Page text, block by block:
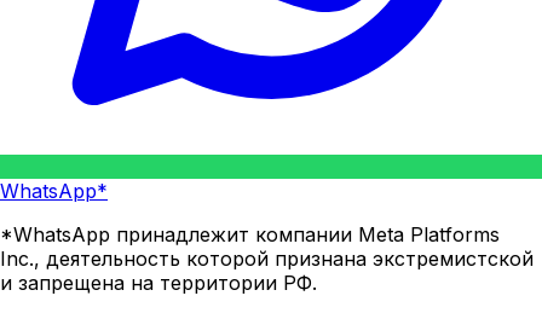
WhatsApp*
*WhatsApp принадлежит компании Meta Platforms
Inc., деятельность которой признана экстремистской
и запрещена на территории РФ.